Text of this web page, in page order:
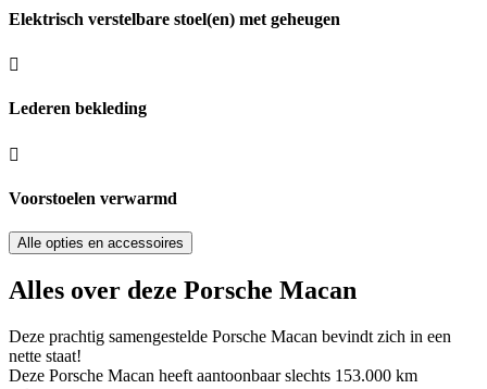
Elektrisch verstelbare stoel(en) met geheugen
Lederen bekleding
Voorstoelen verwarmd
Alle opties en accessoires
Alles over deze Porsche Macan
Deze prachtig samengestelde Porsche Macan bevindt zich in een
nette staat!
Deze Porsche Macan heeft aantoonbaar slechts 153.000 km